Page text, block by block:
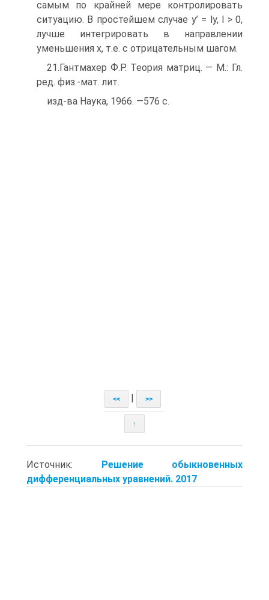
самым по крайней мере контролировать
ситуацию. В простейшем случае y’ = ly, l > 0,
лучше интегрировать в направлении
уменьшения x, т.е. с отрицательным шагом.
21.Гантмахер Ф.Р. Теория матриц. — М.: Гл.
ред. физ.-мат. лит.
изд-ва Наука, 1966. —576 с.
<< | >>
↑
Источник: Решение обыкновенных
дифференциальных уравнений. 2017